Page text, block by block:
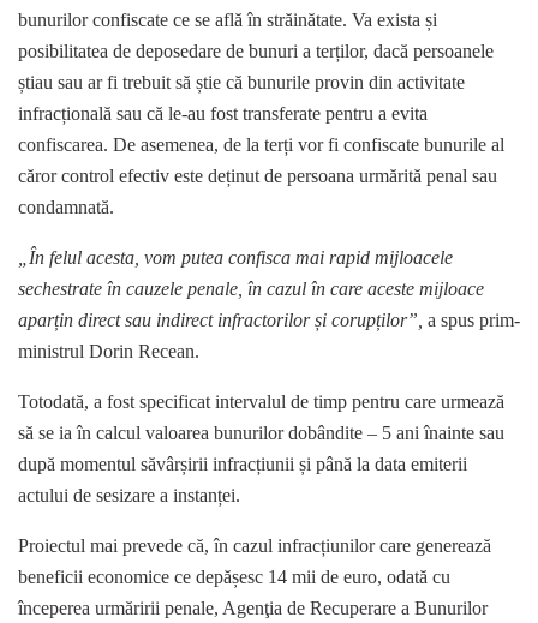
bunurilor confiscate ce se află în străinătate. Va exista și
posibilitatea de deposedare de bunuri a terților, dacă persoanele
știau sau ar fi trebuit să știe că bunurile provin din activitate
infracțională sau că le-au fost transferate pentru a evita
confiscarea. De asemenea, de la terți vor fi confiscate bunurile al
căror control efectiv este deținut de persoana urmărită penal sau
condamnată.
„În felul acesta, vom putea confisca mai rapid mijloacele
sechestrate în cauzele penale, în cazul în care aceste mijloace
aparțin direct sau indirect infractorilor și corupților”, a spus prim-
ministrul Dorin Recean.
Totodată, a fost specificat intervalul de timp pentru care urmează
să se ia în calcul valoarea bunurilor dobândite – 5 ani înainte sau
după momentul săvârșirii infracțiunii și până la data emiterii
actului de sesizare a instanței.
Proiectul mai prevede că, în cazul infracțiunilor care generează
beneficii economice ce depășesc 14 mii de euro, odată cu
începerea urmăririi penale, Agenţia de Recuperare a Bunurilor